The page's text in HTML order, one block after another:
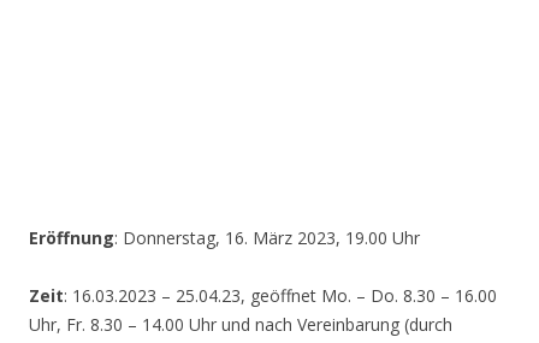
Eröffnung: Donnerstag, 16. März 2023, 19.00 Uhr
Zeit: 16.03.2023 – 25.04.23, geöffnet Mo. – Do. 8.30 – 16.00
Uhr, Fr. 8.30 – 14.00 Uhr und nach Vereinbarung (durch